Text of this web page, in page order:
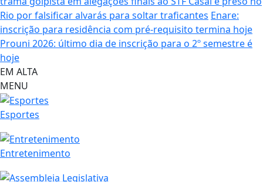
Rio por falsificar alvarás para soltar traficantes Enare:
inscrição para residência com pré-requisito termina hoje
Prouni 2026: último dia de inscrição para o 2º semestre é
hoje
EM ALTA
MENU
Esportes
Entretenimento